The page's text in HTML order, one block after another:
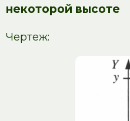
некоторой высоте
Чертеж: